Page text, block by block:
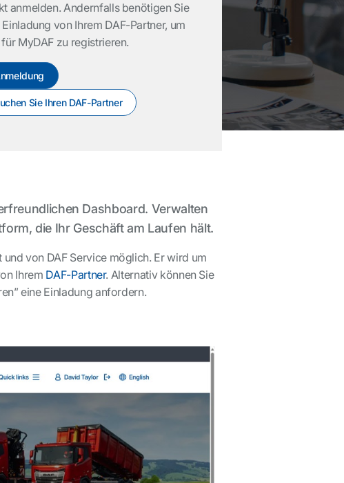
anmelden. Andernfalls benötigen Sie
von Ihrem DAF-Partner, um
MyDAF zu registrieren.
Sie Ihren DAF-Partner
Dashboard. Verwalten
die Ihr Geschäft am Laufen hält.
von DAF Service möglich. Er wird um
Ihrem DAF-Partner. Alternativ können Sie
eine Einladung anfordern.